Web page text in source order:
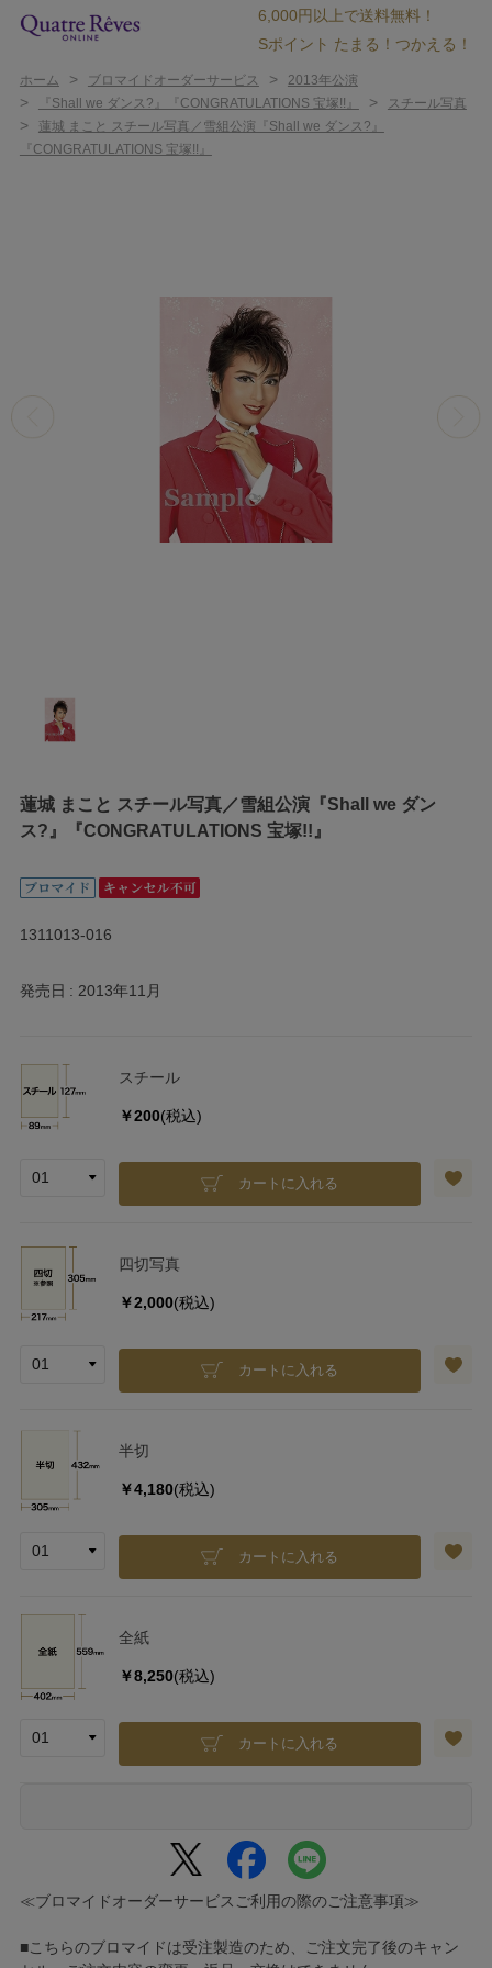
6,000円以上で送料無料！
Sポイント たまる！つかえる！
ホーム > ブロマイドオーダーサービス > 2013年公演
> 『Shall we ダンス?』『CONGRATULATIONS 宝塚!!』 > スチール写真
>
蓮城 まこと スチール写真／雪組公演『Shall we ダンス?』
『CONGRATULATIONS 宝塚!!』
蓮城 まこと スチール写真／雪組公演『Shall we ダン
ス?』『CONGRATULATIONS 宝塚!!』
1311013-016
発売日 2013年11月
スチール
￥200(税込)
カートに入れる
四切写真
￥2,000(税込)
カートに入れる
半切
￥4,180(税込)
カートに入れる
全紙
￥8,250(税込)
カートに入れる
≪ブロマイドオーダーサービスご利用の際のご注意事項≫
■こちらのブロマイドは受注製造のため、ご注文完了後のキャン